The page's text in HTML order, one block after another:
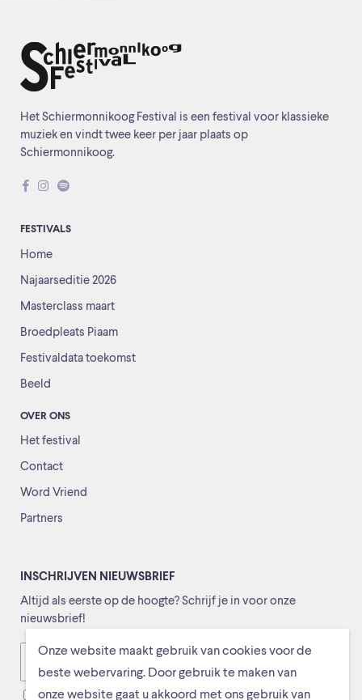
Onze website maakt gebruik van cookies voor de
beste webervaring. Door gebruik te maken van
onze website gaat u akkoord met ons gebruik van
Het Schiermonnikoog Festival is een festival voor klassieke
muziek en vindt twee keer per jaar plaats op
Schiermonnikoog.
FESTIVALS
Home
Najaarseditie 2026
Masterclass maart
Broedpleats Piaam
Festivaldata toekomst
Beeld
OVER ONS
Het festival
Contact
Word Vriend
Partners
INSCHRIJVEN NIEUWSBRIEF
Altijd als eerste op de hoogte? Schrijf je in voor onze
nieuwsbrief!
Ik ga ermee akkoord dat mijn gegevens worden opgeslagen